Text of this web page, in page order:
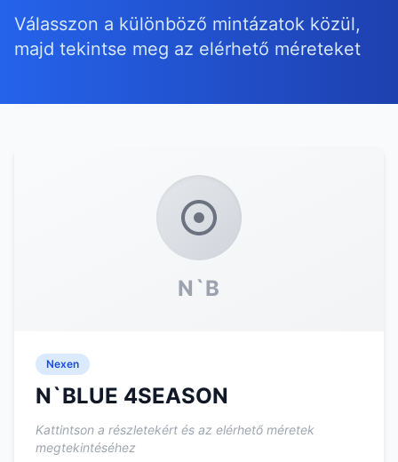
Válasszon a különböző mintázatok közül,
majd tekintse meg az elérhető méreteket
N`B
Nexen
N`BLUE 4SEASON
Kattintson a részletekért és az elérhető méretek
megtekintéséhez